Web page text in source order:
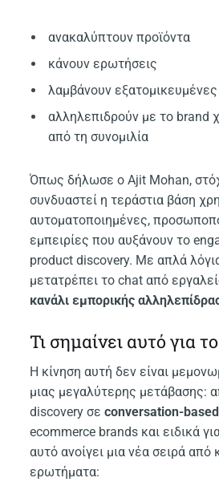
ανακαλύπτουν προϊόντα
κάνουν ερωτήσεις
λαμβάνουν
αλληλεπιδρούν με το brand
από τη συνομιλία
Όπως δήλωσε ο Ajit Mohan,
συνδυαστεί η τεράστια βάση
αυτοματοποιημένες,
εμπειρίες που αυξάνουν το
product discovery. Με απλά
μετατρέπει το chat από
κανάλι εμπορικής
Τι σημαίνει αυτό για
Η κίνηση αυτή δεν είναι
μιας μεγαλύτερης μετάβασης:
discovery σεconversation-
ecommerce brands και ειδικά
αυτό ανοίγει μια νέα σειρά από
ερωτήματα: